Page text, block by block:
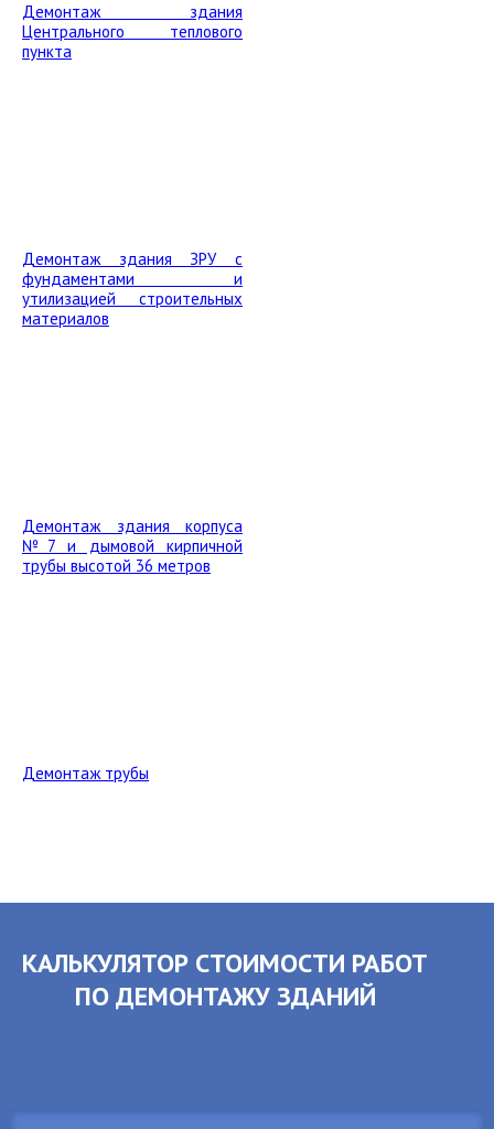
Демонтаж здания
Центрального теплового
пункта
Демонтаж здания ЗРУ с
фундаментами и
утилизацией строительных
материалов
Демонтаж здания корпуса
№7 и дымовой кирпичной
трубы высотой 36 метров
Демонтаж трубы
КАЛЬКУЛЯТОР СТОИМОСТИ РАБОТ
ПО ДЕМОНТАЖУ ЗДАНИЙ